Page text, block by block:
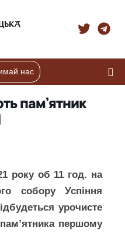
нас
пам’ятник
року об 11 год. на
собору Успіння
урочисте
першому